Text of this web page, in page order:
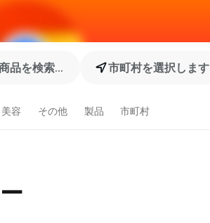
品を検索...
市町村を選択します
容 その他 製品 市町村